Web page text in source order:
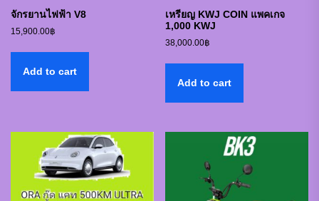
จักรยานไฟฟ้า V8
15,900.00฿
Add to cart
เหรียญ KWJ COIN แพคเกจ
1,000 KWJ
38,000.00฿
Add to cart